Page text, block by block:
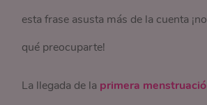
esta frase asusta más de la cuenta
qué preocuparte!
La llegada de la primera